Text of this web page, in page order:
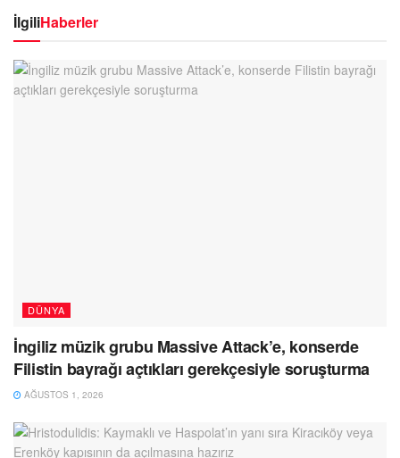
İlgiliHaberler
DÜNYA
İngiliz müzik grubu Massive Attack’e, konserde
Filistin bayrağı açtıkları gerekçesiyle soruşturma
AĞUSTOS 1, 2026